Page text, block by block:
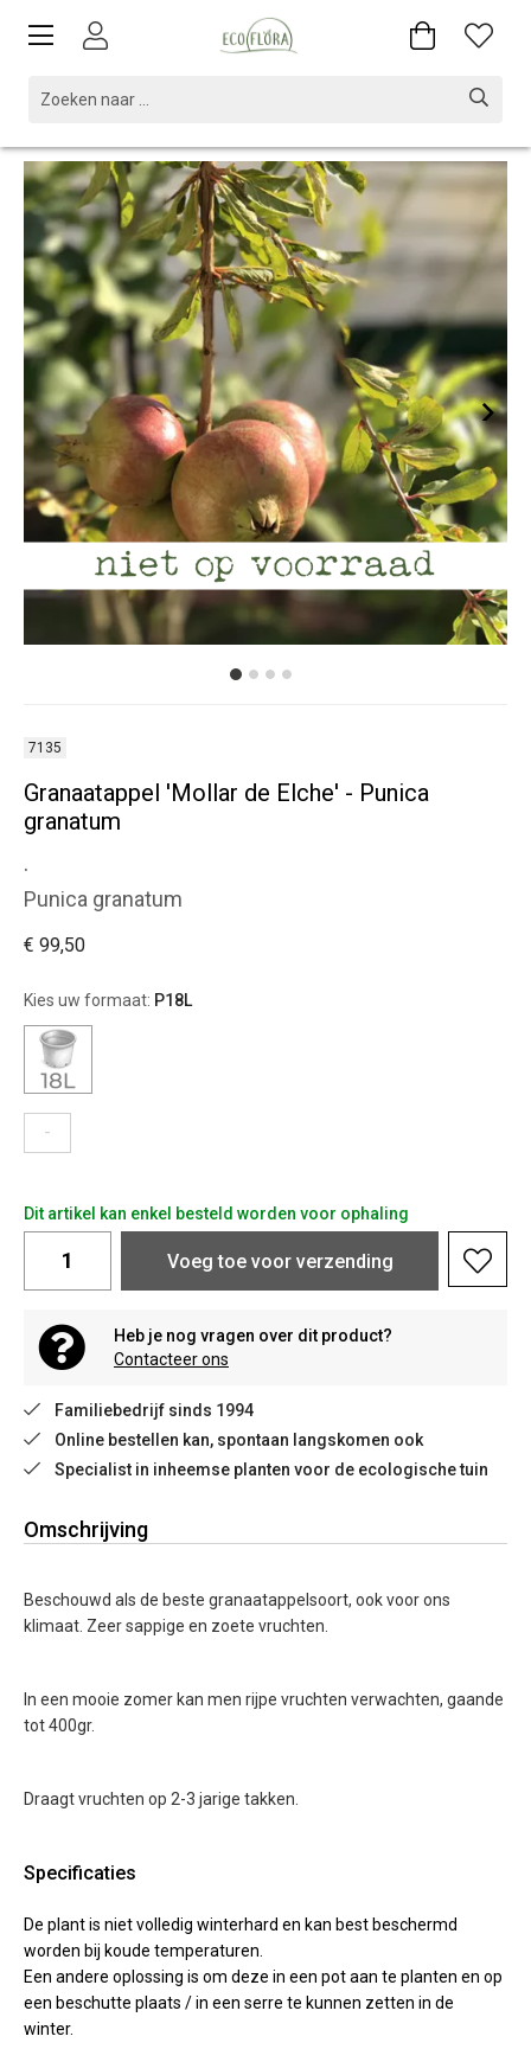
7135
Granaatappel 'Mollar de Elche' - Punica
granatum
.
Punica granatum
€ 99,50
Kies uw formaat: P18L
-
Dit artikel kan enkel besteld worden voor ophaling
Voeg toe voor verzending
Heb je nog vragen over dit product?
Contacteer ons
Familiebedrijf sinds 1994
Online bestellen kan, spontaan langskomen ook
Specialist in inheemse planten voor de ecologische tuin
Omschrijving
Beschouwd als de beste granaatappelsoort, ook voor ons
klimaat. Zeer sappige en zoete vruchten.
In een mooie zomer kan men rijpe vruchten verwachten, gaande
tot 400gr.
Draagt vruchten op 2-3 jarige takken.
Specificaties
De plant is niet volledig winterhard en kan best beschermd
worden bij koude temperaturen.
Een andere oplossing is om deze in een pot aan te planten en op
een beschutte plaats / in een serre te kunnen zetten in de
winter.